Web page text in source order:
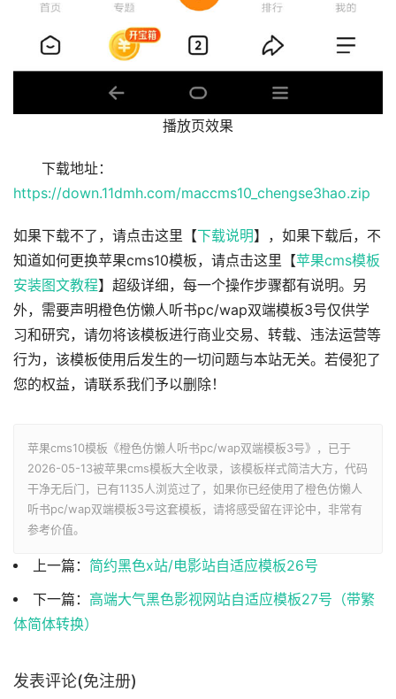
播放页效果
下载地址：
https://down.11dmh.com/maccms10_chengse3hao.zip
如果下载不了，请点击这里【下载说明】，如果下载后，不
知道如何更换苹果cms10模板，请点击这里【苹果cms模板
安装图文教程】超级详细，每一个操作步骤都有说明。另
外，需要声明橙色仿懒人听书pc/wap双端模板3号仅供学
习和研究，请勿将该模板进行商业交易、转载、违法运营等
行为，该模板使用后发生的一切问题与本站无关。若侵犯了
您的权益，请联系我们予以删除！
苹果cms10模板《橙色仿懒人听书pc/wap双端模板3号》，已于
2026-05-13被苹果cms模板大全收录，该模板样式简洁大方，代码
干净无后门，已有1135人浏览过了，如果你已经使用了橙色仿懒人
听书pc/wap双端模板3号这套模板，请将感受留在评论中，非常有
参考价值。
上一篇： 简约黑色x站/电影站自适应模板26号
下一篇： 高端大气黑色影视网站自适应模板27号（带繁
体简体转换）
发表评论(免注册)